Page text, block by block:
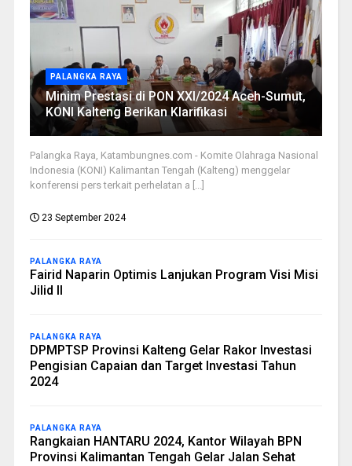
PALANGKA RAYA
Minim Prestasi di PON XXI/2024 Aceh-Sumut,
KONI Kalteng Berikan Klarifikasi
Palangka Raya, Katambungnes.com - Komite Olahraga Nasional
Indonesia (KONI) Kalimantan Tengah (Kalteng) menggelar
konferensi pers terkait perhelatan a [...]
23 September 2024
PALANGKA RAYA
Fairid Naparin Optimis Lanjukan Program Visi Misi
Jilid II
PALANGKA RAYA
DPMPTSP Provinsi Kalteng Gelar Rakor Investasi
Pengisian Capaian dan Target Investasi Tahun
2024
PALANGKA RAYA
Rangkaian HANTARU 2024, Kantor Wilayah BPN
Provinsi Kalimantan Tengah Gelar Jalan Sehat